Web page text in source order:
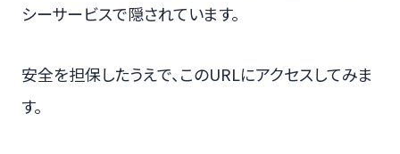
シーサービスで隠されています。
安全を担保したうえで、このURLにアクセスしてみま
す。